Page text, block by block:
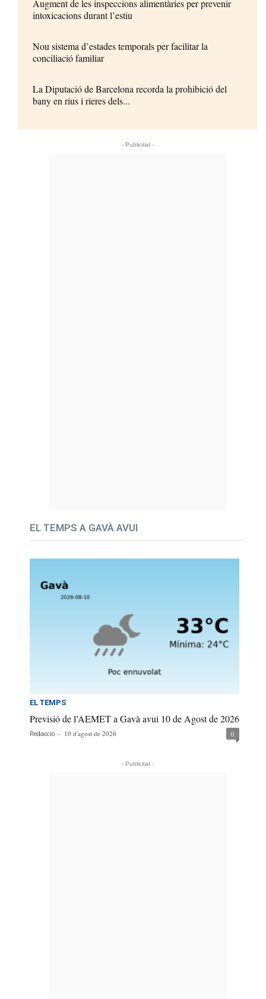
Augment de les inspeccions alimentàries per prevenir
intoxicacions durant l’estiu
Nou sistema d’estades temporals per facilitar la
conciliació familiar
La Diputació de Barcelona recorda la prohibició del
bany en rius i rieres dels...
- Publicitat -
EL TEMPS A GAVÀ AVUI
EL TEMPS
Previsió de l’AEMET a Gavà avui 10 de Agost de 2026
Redacció - 10 d'agost de 2026 0
- Publicitat -